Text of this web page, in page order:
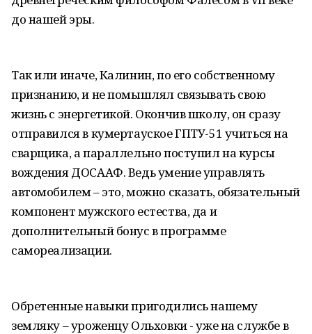
до нашей эры.
Так или иначе, Калинин, по его собственному
признанию, и не помышлял связывать свою
жизнь с энергетикой. Окончив школу, он сразу
отправился в кумертауское ГПТУ-51 учиться на
сварщика, а параллельно поступил на курсы
вождения ДОСААФ. Ведь умение управлять
автомобилем – это, можно сказать, обязательный
компонент мужского естества, да и
дополнительный бонус в программе
самореализации.
Обретенные навыки пригодились нашему
земляку – уроженцу Ольховки - уже на службе в